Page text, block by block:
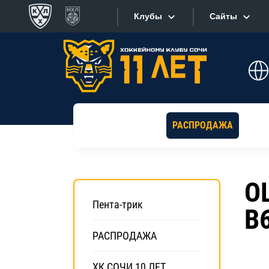
Клубы
Конференция «Запад»
Дивизион Боброва
Спартак
ХК Сочи
Сайты
Сайты
Хайлайты
Фотобанк
РАСПРОДАЖА
Пента-трик
РАСПРОДАЖА